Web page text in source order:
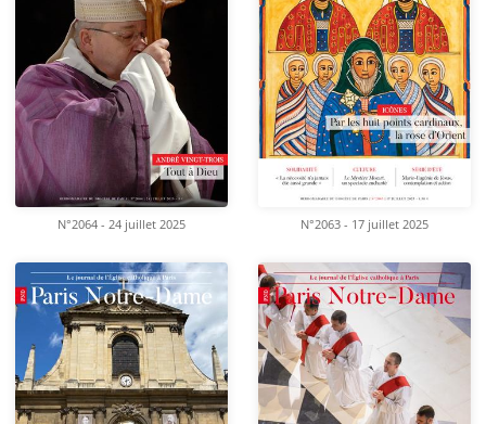
N°2064 - 24 juillet 2025 N°2063 - 17 juillet 2025